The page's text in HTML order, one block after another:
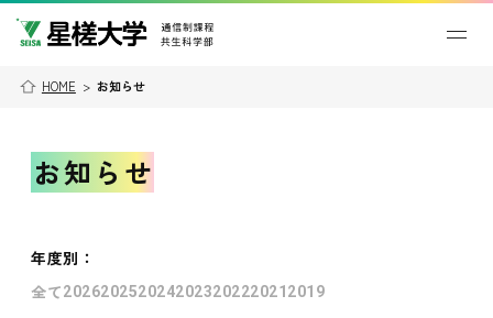
HOME > お知らせ
お知らせ
年度別 ：
全て202620252024202320222021 2019